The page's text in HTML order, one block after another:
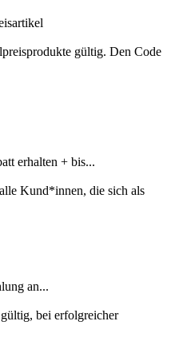
gültig. Den Code
erhalten + bis...
Kund*innen, die sich als
an...
bei erfolgreicher